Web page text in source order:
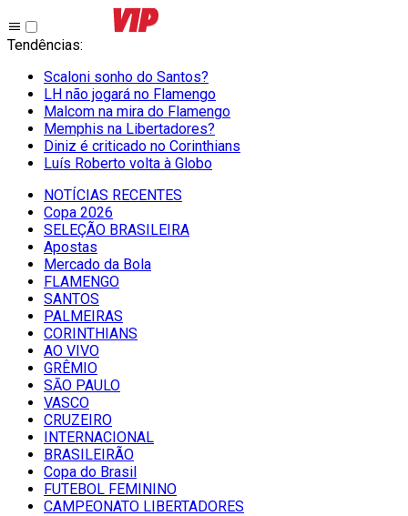
Tendências:
Scaloni sonho do Santos?
LH não jogará no Flamengo
Malcom na mira do Flamengo
Memphis na Libertadores?
Diniz é criticado no Corinthians
Luís Roberto volta à Globo
NOTÍCIAS RECENTES
Copa 2026
SELEÇÃO BRASILEIRA
Apostas
Mercado da Bola
FLAMENGO
SANTOS
PALMEIRAS
CORINTHIANS
AO VIVO
GRÊMIO
SĀO PAULO
VASCO
CRUZEIRO
INTERNACIONAL
BRASILEIRÃO
Copa do Brasil
FUTEBOL FEMININO
CAMPEONATO LIBERTADORES